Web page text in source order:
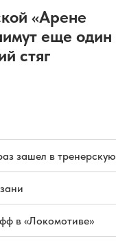
«Арене
еще один
стяг
зашел в тренерскую
в «Локомотиве»